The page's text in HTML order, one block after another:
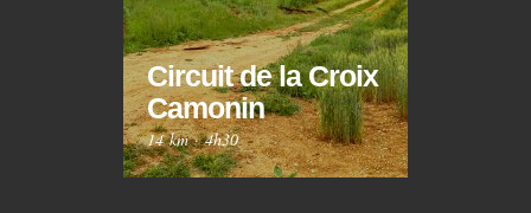
Circuit de la Croix
Camonin
14 km·4h30